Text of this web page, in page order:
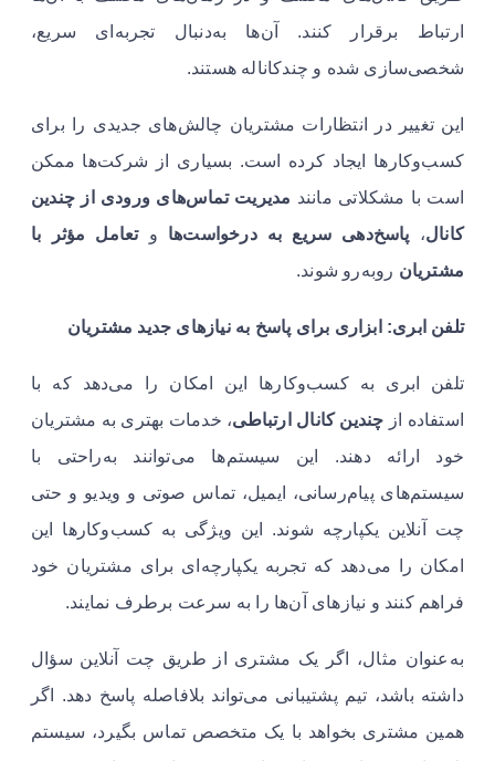
ارتباط برقرار کنند. آن‌ها به‌دنبال تجربه‌ای سریع،
شخصی‌سازی شده و چندکاناله هستند.
این تغییر در انتظارات مشتریان چالش‌های جدیدی را برای
کسب‌وکارها ایجاد کرده است. بسیاری از شرکت‌ها ممکن
است با مشکلاتی مانند مدیریت تماس‌های ورودی از چندین
کانال، پاسخ‌دهی سریع به درخواست‌ها وتعامل مؤثر با
مشتریان روبه‌رو شوند.
تلفن ابری: ابزاری برای پاسخ به نیازهای جدید مشتریان
تلفن ابری به کسب‌وکارها این امکان را می‌دهد که با
استفاده از چندین کانال ارتباطی، خدمات بهتری به مشتریان
خود ارائه دهند. این سیستم‌ها می‌توانند به‌راحتی با
سیستم‌های پیام‌رسانی، ایمیل، تماس صوتی و ویدیو و حتی
چت آنلاین یکپارچه شوند. این ویژگی به کسب‌وکارها این
امکان را می‌دهد که تجربه یکپارچه‌ای برای مشتریان خود
فراهم کنند و نیازهای آن‌ها را به سرعت برطرف نمایند.
به‌عنوان مثال، اگر یک مشتری از طریق چت آنلاین سؤال
داشته باشد، تیم پشتیبانی می‌تواند بلافاصله پاسخ دهد. اگر
همین مشتری بخواهد با یک متخصص تماس بگیرد، سیستم